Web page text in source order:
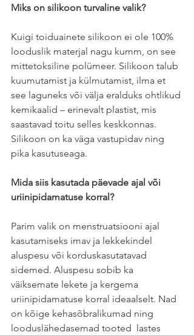
Miks on silikoon turvaline valik?
Kuigi toiduainete silikoon ei ole 100%
looduslik materjal nagu kumm, on see
mittetoksiline polümeer. Silikoon talub
kuumutamist ja külmutamist, ilma et
see laguneks või välja eralduks ohtlikud
kemikaalid – erinevalt plastist, mis
saastavad toitu selles keskkonnas.
Silikoon on ka väga vastupidav ning
pika kasutuseaga.
Mida siis kasutada päevade ajal või
uriinipidamatuse korral?
Parim valik on menstruatsiooni ajal
kasutamiseks imav ja lekkekindel
aluspesu või korduskasutatavad
sidemed. Aluspesu sobib ka
väiksemate lekete ja kergema
uriinipidamatuse korral ideaalselt. Nad
on kõige kehasõbralikumad ning
looduslähedasemad tooted  lastes